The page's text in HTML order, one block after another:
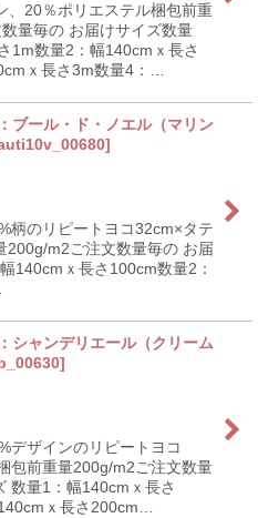
、20％ポリエステル梱包前重
量毎の お届けサイズ数量
1m数量2：幅140cmｘ長さ
ｘ長さ3m数量4：…
ブール・ド・ノエル（マリン
]
柄のリピートヨコ32cm×タテ
200g/m2ご注文数量毎の お届
140cmｘ長さ100cm数量2：
シャンデリエール（クリーム
]
デザインのリピートヨコ
包前重量200g/m2ご注文数量
数量1：幅140cmｘ長さ
ｘ長さ200cm…